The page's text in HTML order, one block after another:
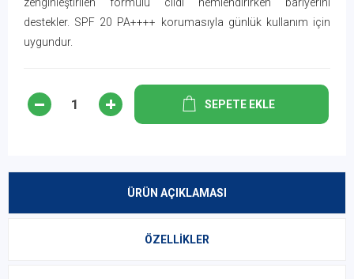
destekler. SPF 20 PA++++ korumasıyla günlük kullanım için
uygundur.
SEPETE EKLE
ÜRÜN AÇIKLAMASI
ÖZELLIKLER